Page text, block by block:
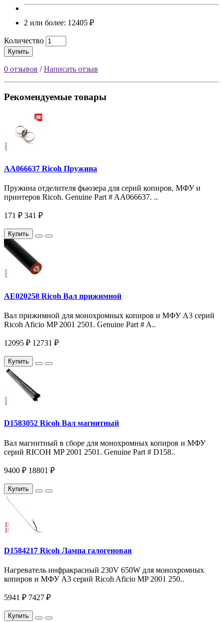
2 или более: 12405 ₽
Количество
Купить
0 отзывов /Написать отзыв
Рекомендуемые товары
AA066637 Ricoh Пружина
Пружина отделителя фьюзера для серий копиров, МФУ и
принтеров Ricoh. Genuine Part # AA066637. ..
171 ₽ 341 ₽
Купить
AE020258 Ricoh Вал прижимной
Вал прижимной для монохромных копиров и МФУ A3 серий
Ricoh Aficio MP 2001 2501. Genuine Part # A..
12095 ₽ 12731 ₽
Купить
D1583052 Ricoh Вал магнитный
Вал магнитный в сборе для монохромных копиров и МФУ
серий RICOH MP 2001 2501. Genuine Part # D158..
9400 ₽ 18801 ₽
Купить
D1584217 Ricoh Лампа галогеновая
Нагреватель инфракрасный 230V 650W для монохромных
копиров и МФУ A3 серий Ricoh Aficio MP 2001 250..
5941 ₽ 7427 ₽
Купить